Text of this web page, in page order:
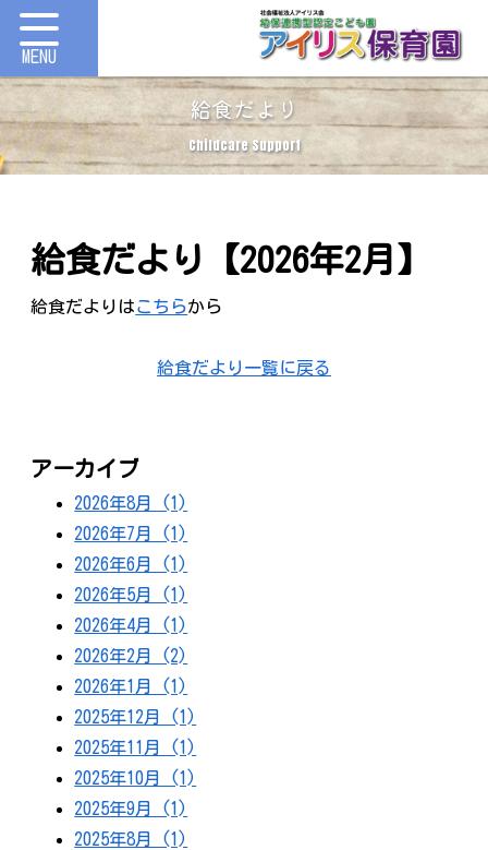
給食だより
Childcare Support
給食だより【2026年2月】
給食だよりはこちらから
給食だより一覧に戻る
アーカイブ
2026年8月 (1)
2026年7月 (1)
2026年6月 (1)
2026年5月 (1)
2026年4月 (1)
2026年2月 (2)
2026年1月 (1)
2025年12月 (1)
2025年11月 (1)
2025年10月 (1)
2025年9月 (1)
2025年8月 (1)